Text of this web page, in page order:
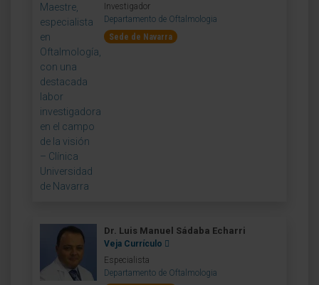
Investigador
Departamento de Oftalmologia
Sede de Navarra
Dr. Luis Manuel Sádaba Echarri
Veja Currículo
Especialista
Departamento de Oftalmologia